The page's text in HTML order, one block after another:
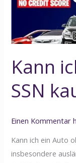
Kann
SSN
Einen Kommentar
Kann ich ein Auto
insbesondere
ohne
kaufen?